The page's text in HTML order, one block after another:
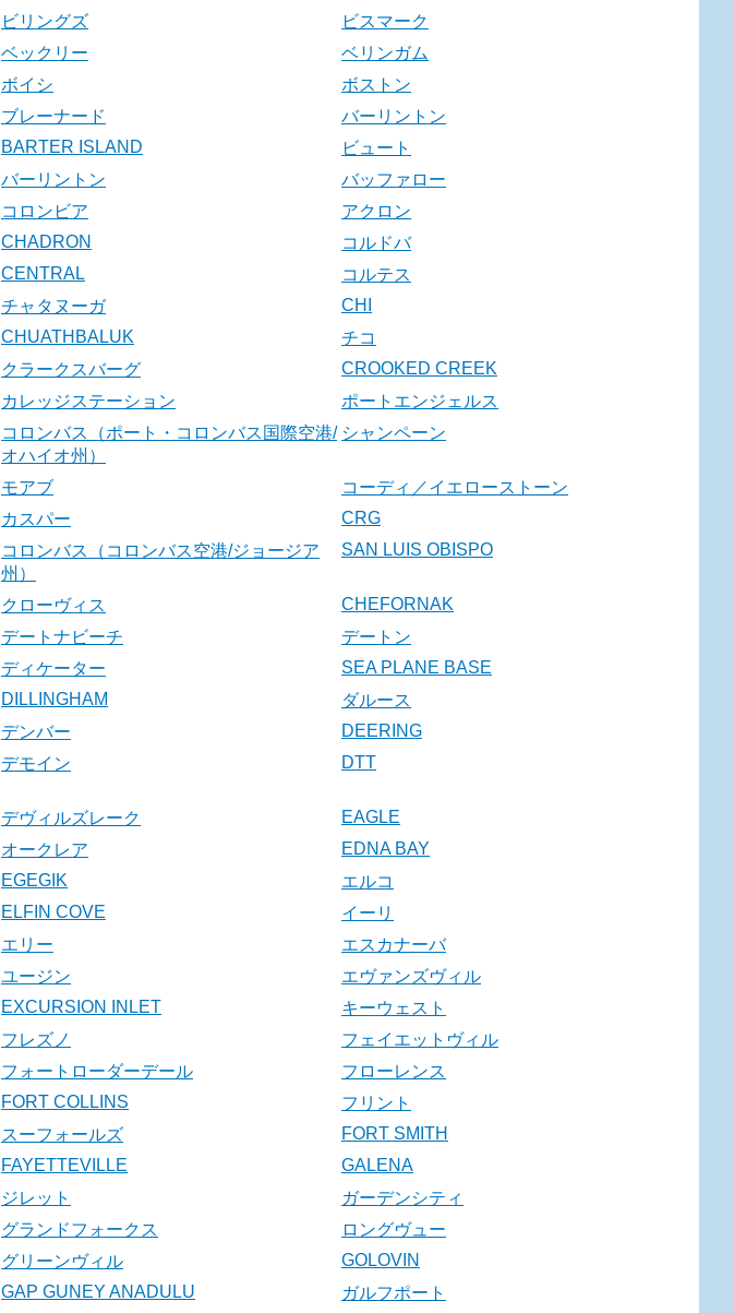
ビリングズ
ビスマーク
ベックリー
ベリンガム
ボイシ
ボストン
ブレーナード
バーリントン
BARTER ISLAND
ビュート
バーリントン
バッファロー
コロンビア
アクロン
CHADRON
コルドバ
CENTRAL
コルテス
チャタヌーガ
CHI
CHUATHBALUK
チコ
クラークスバーグ
CROOKED CREEK
カレッジステーション
ポートエンジェルス
コロンバス（ポート・コロンバス国際空港/
オハイオ州）
シャンペーン
モアブ
コーディ／イエローストーン
カスパー
CRG
コロンバス（コロンバス空港/ジョージア
州）
SAN LUIS OBISPO
クローヴィス
CHEFORNAK
デートナビーチ
デートン
ディケーター
SEA PLANE BASE
DILLINGHAM
ダルース
デンバー
DEERING
デモイン DTT
デヴィルズレーク
EAGLE
オークレア
EDNA BAY
EGEGIK
エルコ
ELFIN COVE
イーリ
エリー
エスカナーバ
ユージン
エヴァンズヴィル
EXCURSION INLET
キーウェスト
フレズノ
フェイエットヴィル
フォートローダーデール
フローレンス
FORT COLLINS
フリント
スーフォールズ
FORT SMITH
FAYETTEVILLE
GALENA
ジレット
ガーデンシティ
グランドフォークス
ロングヴュー
グリーンヴィル
GOLOVIN
GAP GUNEY ANADULU
ガルフポート